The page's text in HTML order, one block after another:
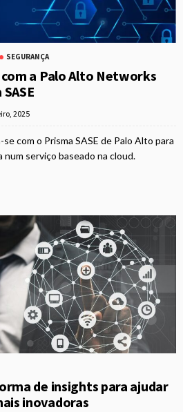
SEGURANÇA
a Palo Alto Networks
2025
com o Prisma SASE de Palo Alto para
num serviço baseado na cloud.
de insights para ajudar
inovadoras